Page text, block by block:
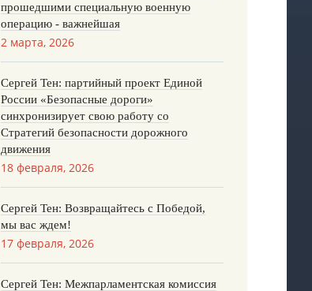
прошедшими специальную военную
операцию - важнейшая
2 марта, 2026
Сергей Тен: партийный проект Единой
России «Безопасные дороги»
синхронизирует свою работу со
Стратегий безопасности дорожного
движения
18 февраля, 2026
Сергей Тен: Возвращайтесь с Победой,
мы вас ждем!
17 февраля, 2026
Сергей Тен: Межпарламентская комиссия